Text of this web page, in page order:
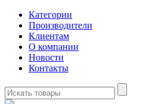
Категории
Производители
Клиентам
О компании
Новости
Контакты